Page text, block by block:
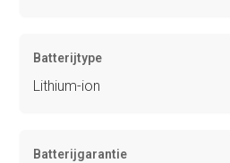
Batterijtype
Lithium-ion
Batterijgarantie